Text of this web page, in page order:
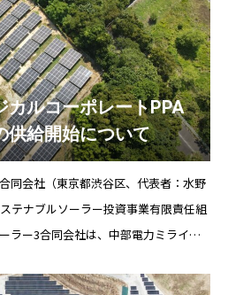
カルコーポレートPPA
供給開始について
同会社（東京都渋谷区、代表者：水野
テナブルソーラー投資事業有限責任組
ラー3合同会社は、中部電力ミライズ